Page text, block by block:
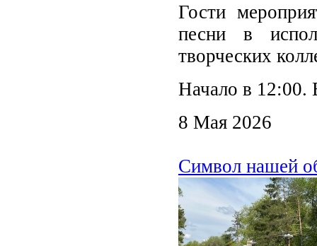
Гости
песни в
творческих
Начало в 12:00.
8 Мая 2026
Символ нашей